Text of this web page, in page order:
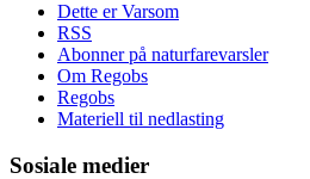
Dette er Varsom
RSS
Abonner på naturfarevarsler
Om Regobs
Regobs
Materiell til nedlasting
Sosiale medier